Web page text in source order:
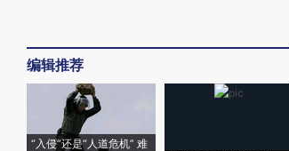
编辑推荐
“入侵”还是“人道危机” 难